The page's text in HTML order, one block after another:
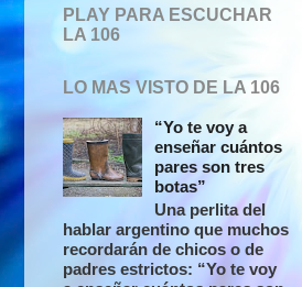
PLAY PARA ESCUCHAR
LA 106
LO MAS VISTO DE LA 106
“Yo te voy a
enseñar cuántos
pares son tres
botas”
Una perlita del
hablar argentino que muchos
recordarán de chicos o de
padres estrictos: “Yo te voy